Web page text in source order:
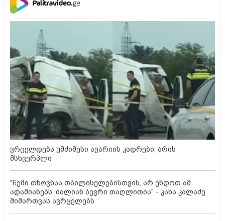
ვრცელდება უმძიმესი ავარიის კადრები, არის
მსხვერპლი
"ჩემი თხოვნაა თბილისელებისთვის, არ ენდოთ ამ
ადამიანებს, ძალიან ბევრი თაღლითია" - კახა კალაძე
მიმართვას ავრცელებს